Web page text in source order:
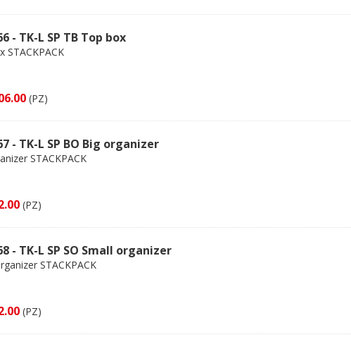
- TK-L SP TB Top box
STACKPACK
(PZ)
- TK-L SP BO Big organizer
STACKPACK
(PZ)
- TK-L SP SO Small organizer
STACKPACK
(PZ)